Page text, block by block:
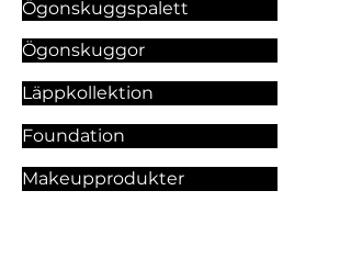
Ögonskuggspalett
Ögonskuggor
Läppkollektion
Foundation
Makeupprodukter